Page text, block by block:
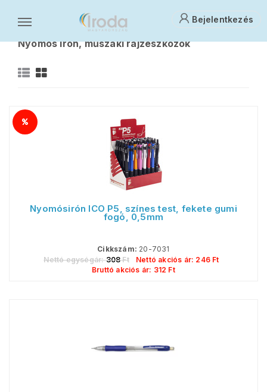
Bejelentkezés
Írószerek, iskolaszerek, rajzeszközök
Nyomós irón, műszaki rajzeszközök
Nyomósirón ICO P5, színes test, fekete gumi
fogó, 0,5mm
Cikkszám: 20-7031
Nettó egységár: 308Ft Nettó akciós ár: 246 Ft
Bruttó akciós ár: 312 Ft